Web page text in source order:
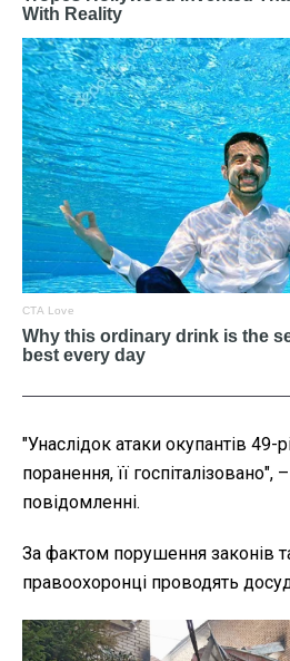
"Унаслідок атаки окупантів 49-
поранення, її госпіталізовано",
повідомленні.
За фактом порушення законів
правоохоронці проводять